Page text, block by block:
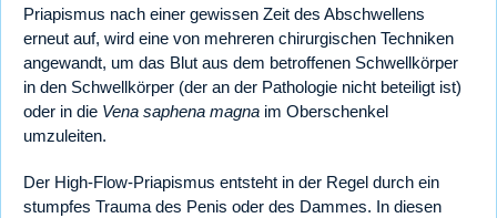
Priapismus nach einer gewissen Zeit des Abschwellens
erneut auf, wird eine von mehreren chirurgischen Techniken
angewandt, um das Blut aus dem betroffenen Schwellkörper
in den Schwellkörper (der an der Pathologie nicht beteiligt ist)
oder in die Vena saphena magna im Oberschenkel
umzuleiten.
Der High-Flow-Priapismus entsteht in der Regel durch ein
stumpfes Trauma des Penis oder des Dammes. In diesen